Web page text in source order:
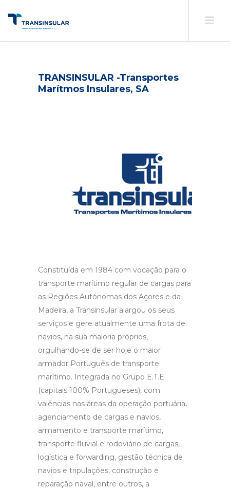
TRANSINSULAR -Transportes
Marítmos Insulares, SA
Constituída em 1984 com vocação para o
transporte marítimo regular de cargas para
as Regiões Autónomas dos Açores e da
Madeira, a Transinsular alargou os seus
serviços e gere atualmente uma frota de
navios, na sua maioria próprios,
orgulhando-se de ser hoje o maior
armador Português de transporte
marítimo. Integrada no Grupo E.T.E.
(capitais 100% Portugueses), com
valências nas áreas da operação portuária,
agenciamento de cargas e navios,
armamento e transporte marítimo,
transporte fluvial e rodoviário de cargas,
logística e forwarding, gestão técnica de
navios e tripulações, construção e
reparação naval, entre outros, a